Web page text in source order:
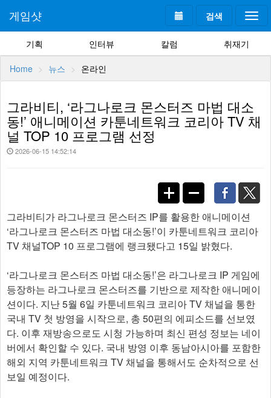
검색
게임샷
기획 인터뷰 칼럼 취재기
Home 뉴스 온라인
그라비티, ‘라그나로크 몬스터즈 마법 대소
동!’ 애니메이션 카툰네트워크 코리아 TV 채
널 TOP 10 프로그램 선정
2026-06-15 14:52:14
그라비티가 라그나로크 몬스터즈 IP를 활용한 애니메이션
‘라그나로크 몬스터즈 마법 대소동!’이 카툰네트워크 코리아
TV 채널TOP 10 프로그램에 랭크됐다고 15일 밝혔다.
‘라그나로크 몬스터즈 마법 대소동!’은 라그나로크 IP 게임에
등장하는 라그나로크 몬스터즈를 기반으로 제작한 애니메이
션이다. 지난 5월 6일 카툰네트워크 코리아 TV 채널을 통한
국내 TV 첫 방영을 시작으로, 총 50편의 에피소드를 선보였
다. 이후 재방송으로도 시청 가능하며 최신 편성 정보는 네이
버에서 확인할 수 있다. 국내 방영 이후 동남아시아를 포함한
해외 지역 카툰네트워크 TV 채널을 통해서도 순차적으로 선
보일 예정이다.